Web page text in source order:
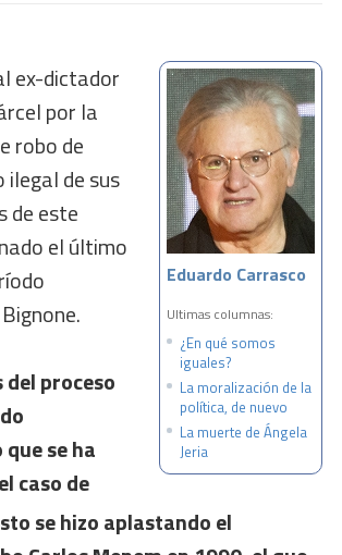
Eduardo Carrasco
Ultimas columnas:
¿En qué somos
iguales?
La moralización de la
política, de nuevo
La muerte de Ángela
Jeria
ex-dictador
por la
robo de
de sus
de este
el último
proceso
se ha
caso de
se hizo aplastando el